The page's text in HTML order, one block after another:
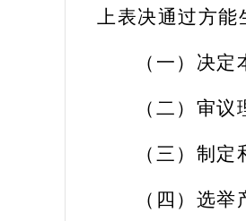
上表决通过方能
（一） 决定
（二） 审议
（三） 制定
（四） 选举